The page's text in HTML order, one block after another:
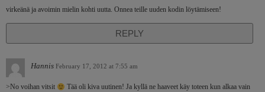
virkeänä ja avoimin mielin kohti uutta. Onnea teille uuden kodin löytämiseen!
REPLY
Hannis February 17, 2012 at 7:55 am
>No voihan vitsit
Tää oli kiva uutinen! Ja kyllä ne haaveet käy toteen kun alkaa vain